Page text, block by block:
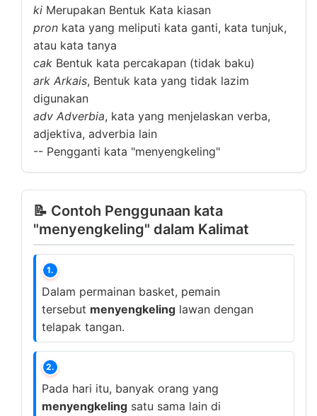
ki Merupakan Bentuk Kata kiasan
pron kata yang meliputi kata ganti, kata tunjuk,
atau kata tanya
cak Bentuk kata percakapan (tidak baku)
ark Arkais, Bentuk kata yang tidak lazim
digunakan
adv Adverbia, kata yang menjelaskan verba,
adjektiva, adverbia lain
-- Pengganti kata "menyengkeling"
📝 Contoh Penggunaan kata
"menyengkeling" dalam Kalimat
1.
Dalam permainan basket, pemain
tersebut menyengkeling lawan dengan
telapak tangan.
2.
Pada hari itu, banyak orang yang
menyengkeling satu sama lain di